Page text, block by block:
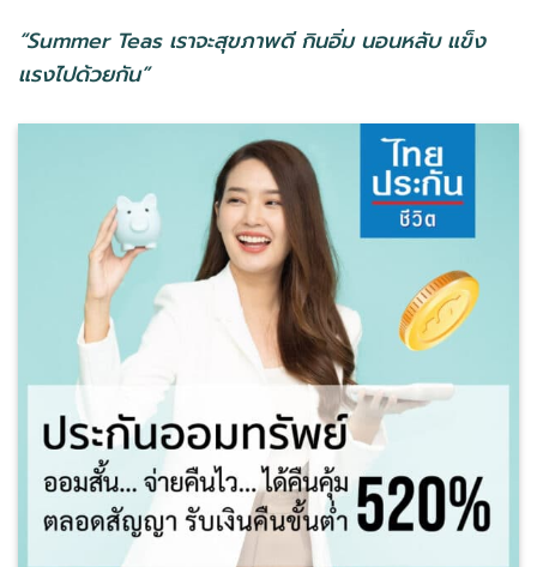
“Summer Teas เราจะสุขภาพดี กินอิ่ม นอนหลับ แข็ง
แรงไปด้วยกัน”